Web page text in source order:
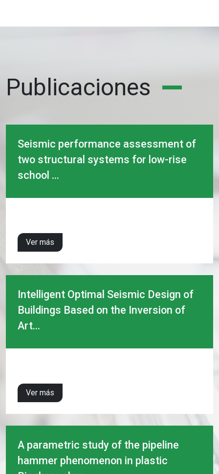
Publicaciones
Seismic performance assessment of
two structural systems for low-rise
school ...
Ver más
Intelligent Optimal Seismic Design of
Buildings Based on the Inversion of
Art...
Ver más
A parametric study of the pipeline
hammer phenomenon in plastic